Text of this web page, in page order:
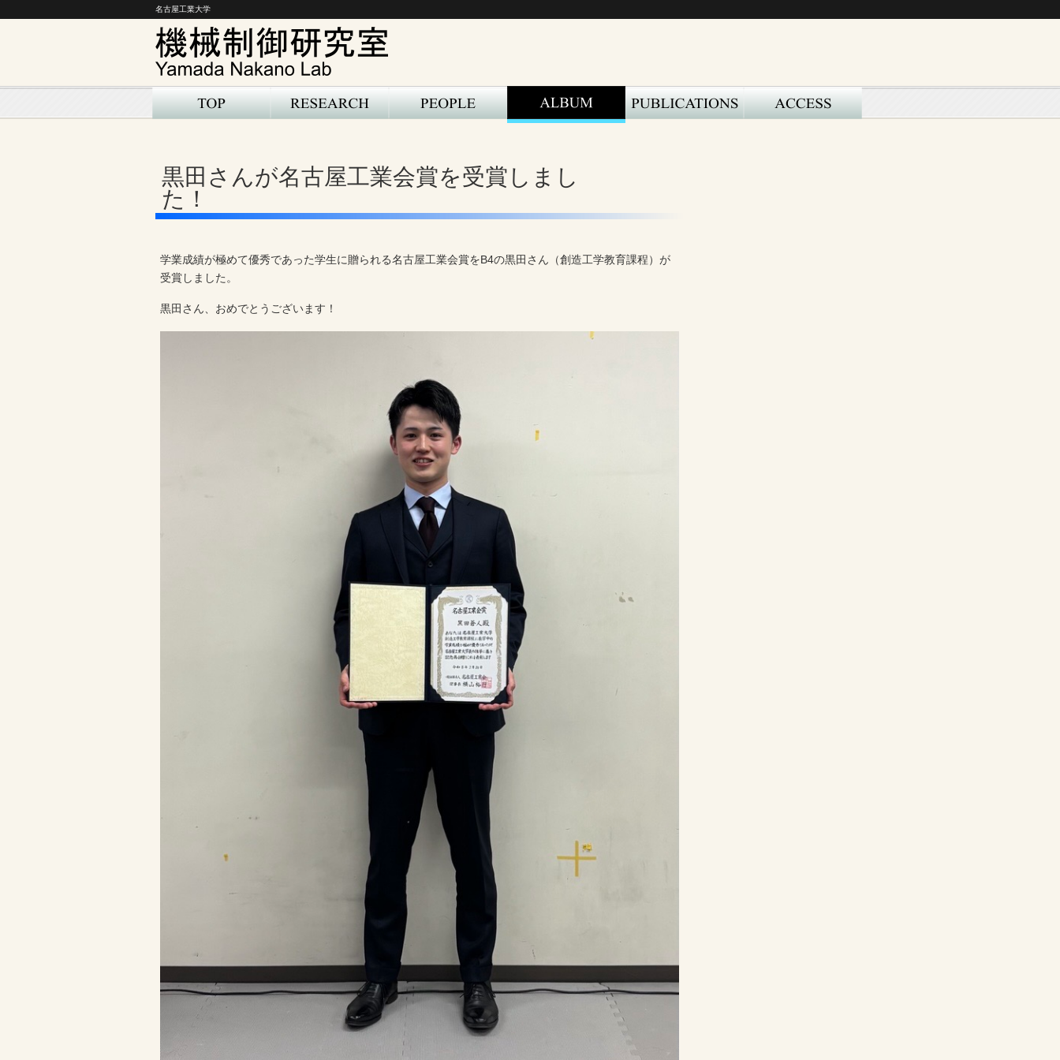
名古屋工業大学
黒田さんが名古屋工業会賞を受賞しまし
た！
学業成績が極めて優秀であった学生に贈られる名古屋工業会賞をB4の黒田さん（創造工学教育課程）が
受賞しました。
黒田さん、おめでとうございます！